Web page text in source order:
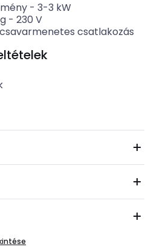
- 3-3 kW
- 230 V
csavarmenetes csatlakozás